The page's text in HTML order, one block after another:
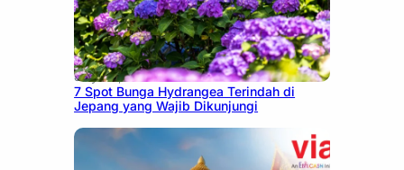
July 23, 2026
7 Spot Bunga Hydrangea Terindah di
Jepang yang Wajib Dikunjungi